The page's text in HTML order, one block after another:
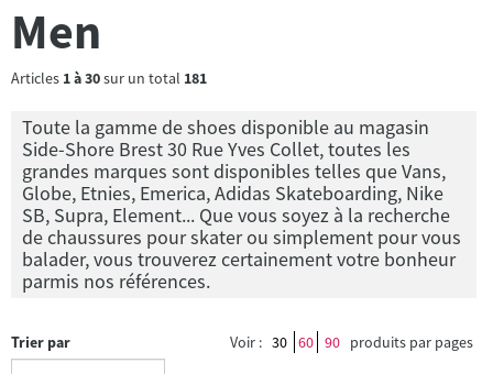
Men
Articles 1à30sur un total 181
Toute la gamme de shoes disponible au magasin
Side-Shore Brest 30 Rue Yves Collet, toutes les
grandes marques sont disponibles telles que Vans,
Globe, Etnies, Emerica, Adidas Skateboarding, Nike
SB, Supra, Element... Que vous soyez à la recherche
de chaussures pour skater ou simplement pour vous
balader, vous trouverez certainement votre bonheur
parmis nos références.
Trier par Voir : 30 60 90 produits par pages